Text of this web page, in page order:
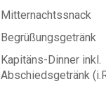
Mitternachtssnack
Begrüßungsgetränk
Kapitäns-Dinner inkl.
Abschiedsgetränk